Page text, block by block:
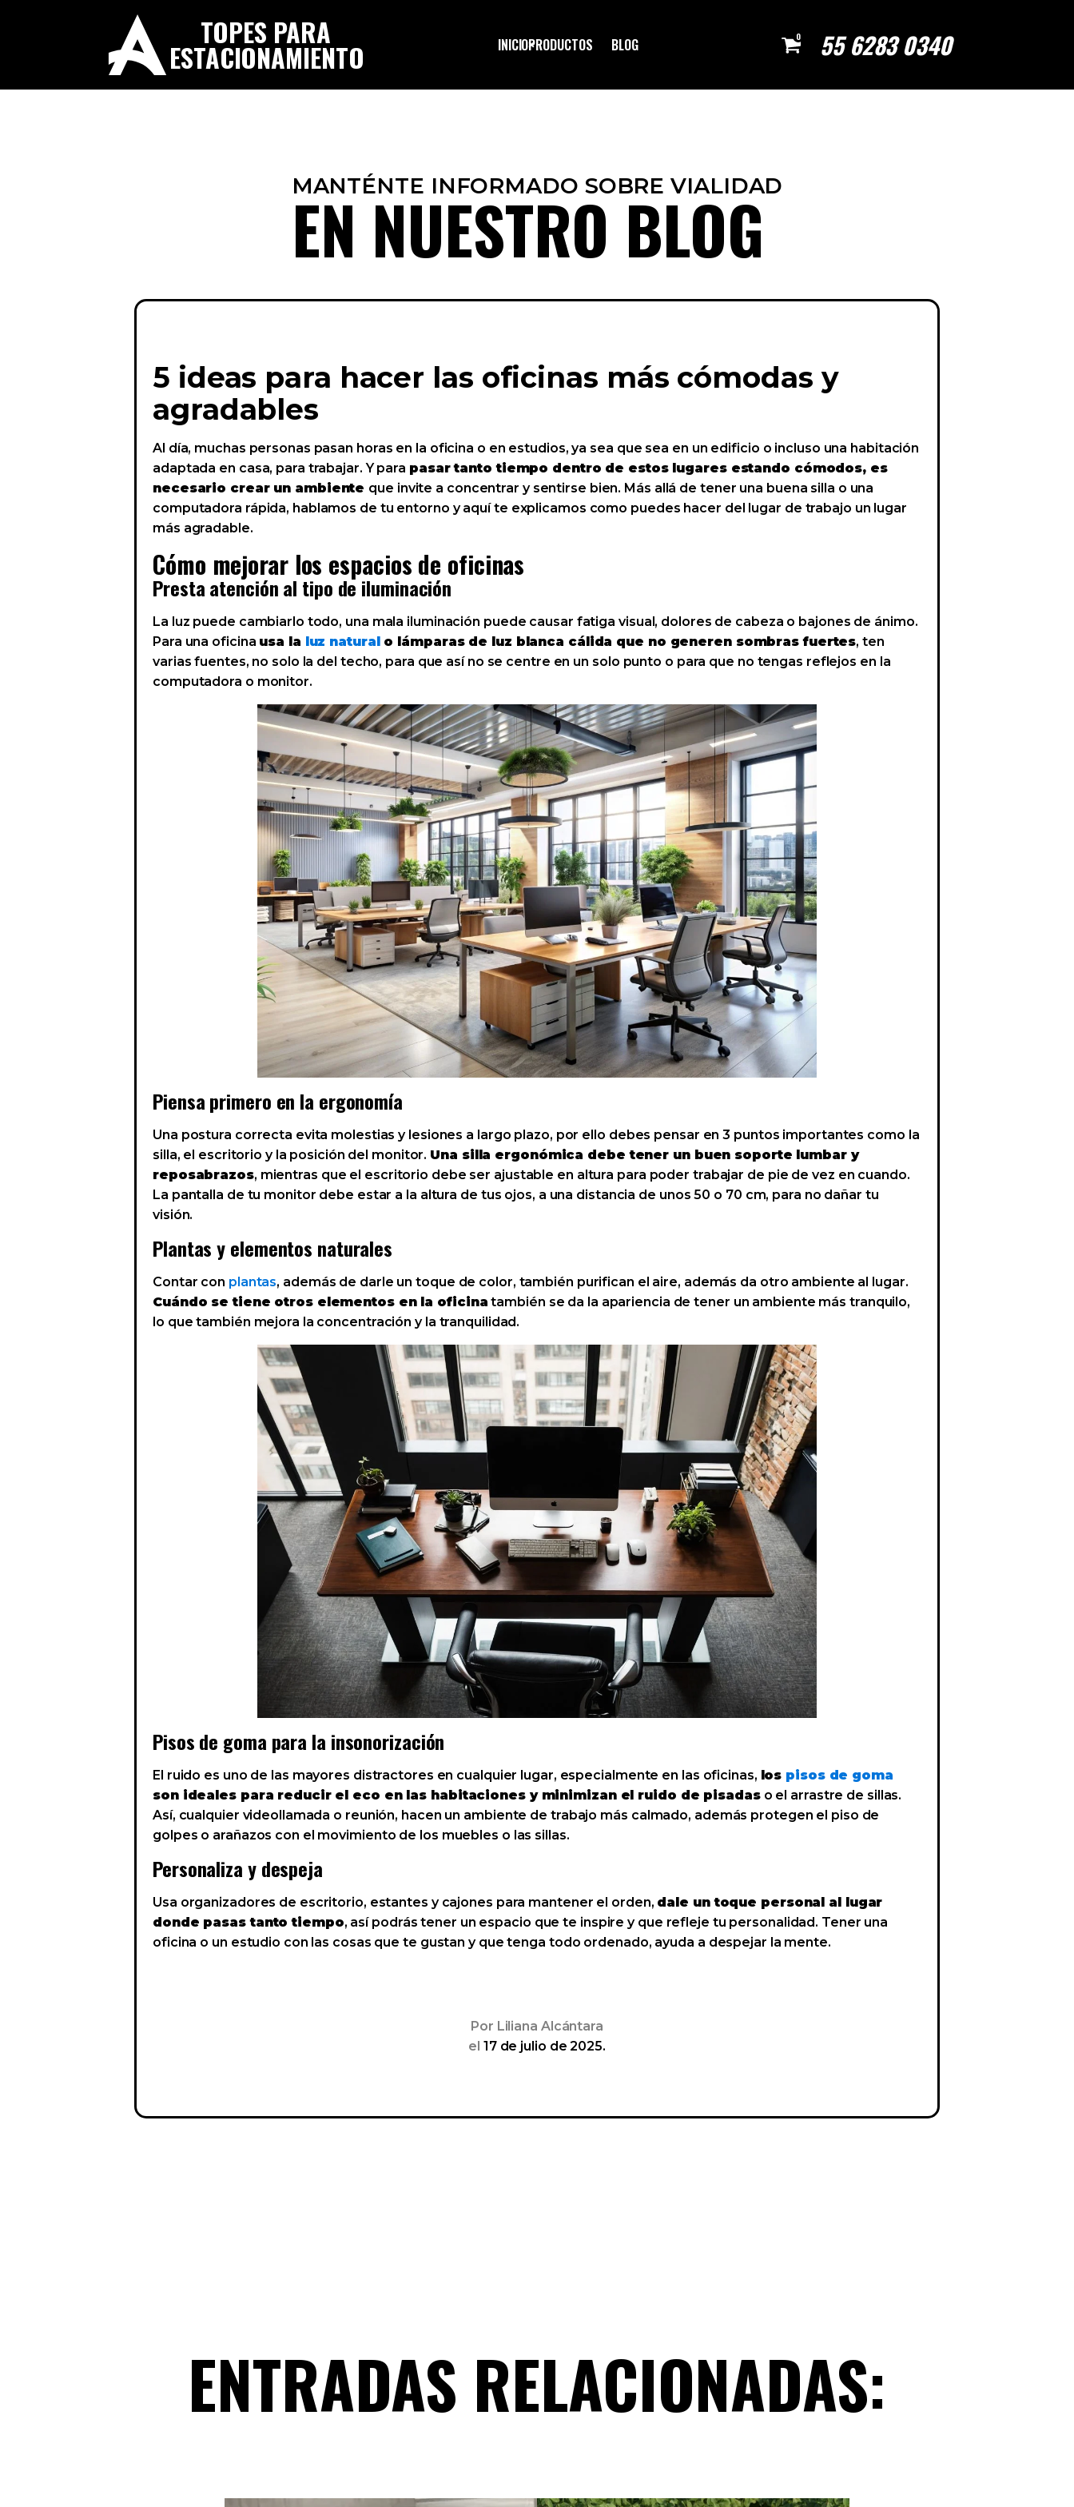
TOPES PARA
ESTACIONAMIENTO INICIOPRODUCTOS BLOG 0 55 6283 0340
MANTÉNTE INFORMADO SOBRE VIALIDAD
EN NUESTRO BLOG
5 ideas para hacer las oficinas más cómodas y
agradables
Al día, muchas personas pasan horas en la oficina o en estudios, ya sea que sea en un edificio o incluso una habitación
adaptada en casa, para trabajar. Y para pasar tanto tiempo dentro de estos lugares estando cómodos, es
necesario crear un ambiente que invite a concentrar y sentirse bien. Más allá de tener una buena silla o una
computadora rápida, hablamos de tu entorno y aquí te explicamos como puedes hacer del lugar de trabajo un lugar
más agradable.
Cómo mejorar los espacios de oficinas
Presta atención al tipo de iluminación
La luz puede cambiarlo todo, una mala iluminación puede causar fatiga visual, dolores de cabeza o bajones de ánimo.
Para una oficina usa la luz natural o lámparas de luz blanca cálida que no generen sombras fuertes, ten
varias fuentes, no solo la del techo, para que así no se centre en un solo punto o para que no tengas reflejos en la
computadora o monitor.
Piensa primero en la ergonomía
Una postura correcta evita molestias y lesiones a largo plazo, por ello debes pensar en 3 puntos importantes como la
silla, el escritorio y la posición del monitor. Una silla ergonómica debe tener un buen soporte lumbar y
reposabrazos, mientras que el escritorio debe ser ajustable en altura para poder trabajar de pie de vez en cuando.
La pantalla de tu monitor debe estar a la altura de tus ojos, a una distancia de unos 50 o 70 cm, para no dañar tu
visión.
Plantas y elementos naturales
Contar con plantas, además de darle un toque de color, también purifican el aire, además da otro ambiente al lugar.
Cuándo se tiene otros elementos en la oficina también se da la apariencia de tener un ambiente más tranquilo,
lo que también mejora la concentración y la tranquilidad.
Pisos de goma para la insonorización
El ruido es uno de las mayores distractores en cualquier lugar, especialmente en las oficinas, los pisos de goma
son ideales para reducir el eco en las habitaciones y minimizan el ruido de pisadaso el arrastre de sillas.
Así, cualquier videollamada o reunión, hacen un ambiente de trabajo más calmado, además protegen el piso de
golpes o arañazos con el movimiento de los muebles o las sillas.
Personaliza y despeja
Usa organizadores de escritorio, estantes y cajones para mantener el orden, dale un toque personal al lugar
donde pasas tanto tiempo, así podrás tener un espacio que te inspire y que refleje tu personalidad. Tener una
oficina o un estudio con las cosas que te gustan y que tenga todo ordenado, ayuda a despejar la mente.
Por Liliana Alcántara
el 17 de julio de 2025.
ENTRADAS RELACIONADAS: